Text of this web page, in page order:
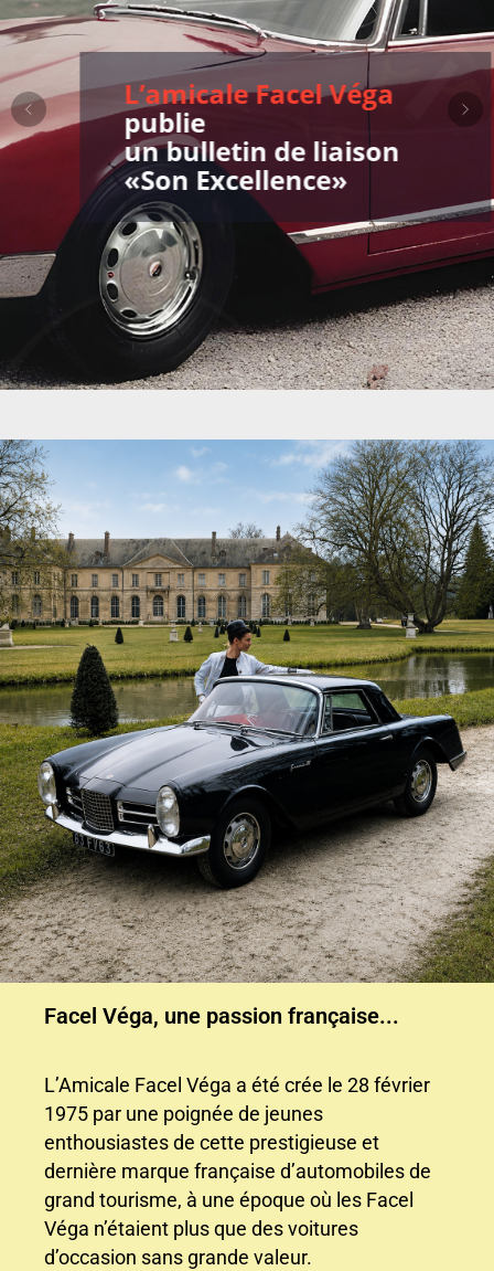
L’amicale Facel Véga
publie
un bulletin de liaison
«Son Excellence»
Facel Véga, une passion française...
L’Amicale Facel Véga a été crée le 28 février
1975 par une poignée de jeunes
enthousiastes de cette prestigieuse et
dernière marque française d’automobiles de
grand tourisme, à une époque où les Facel
Véga n’étaient plus que des voitures
d’occasion sans grande valeur.